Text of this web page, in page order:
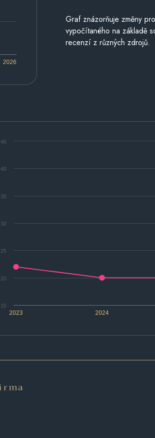
2026
Graf znázorňuje změny
vypočítaného na základě
recenzí z různých zdrojů.
2023 2024
15
20
25
30
35
40
45